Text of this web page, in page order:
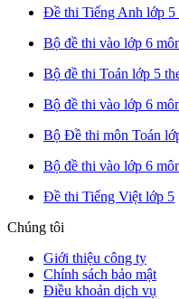
Đề thi Tiếng Anh lớp 5
Bộ đề thi vào lớp 6
Bộ đề thi Toán lớp 5
Bộ đề thi vào lớp 6
Bộ Đề thi môn Toán
Bộ đề thi vào lớp 6
Đề thi Tiếng Việt lớp 5
Chúng tôi
Giới thiệu công ty
Chính sách bảo mật
Điều khoản dịch vụ